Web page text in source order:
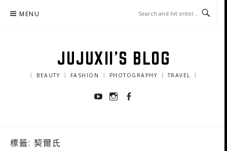
MENU
JUJUXII'S BLOG
｜ BEAUTY ｜ FASHION ｜ PHOTOGRAPHY ｜ TRAVEL ｜
YoutubeInstagram
標籤: 契爾氏